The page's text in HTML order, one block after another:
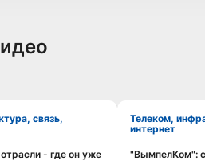
- где он уже
Телеком, инфраструктура, связь,
интернет
"ВымпелКом":